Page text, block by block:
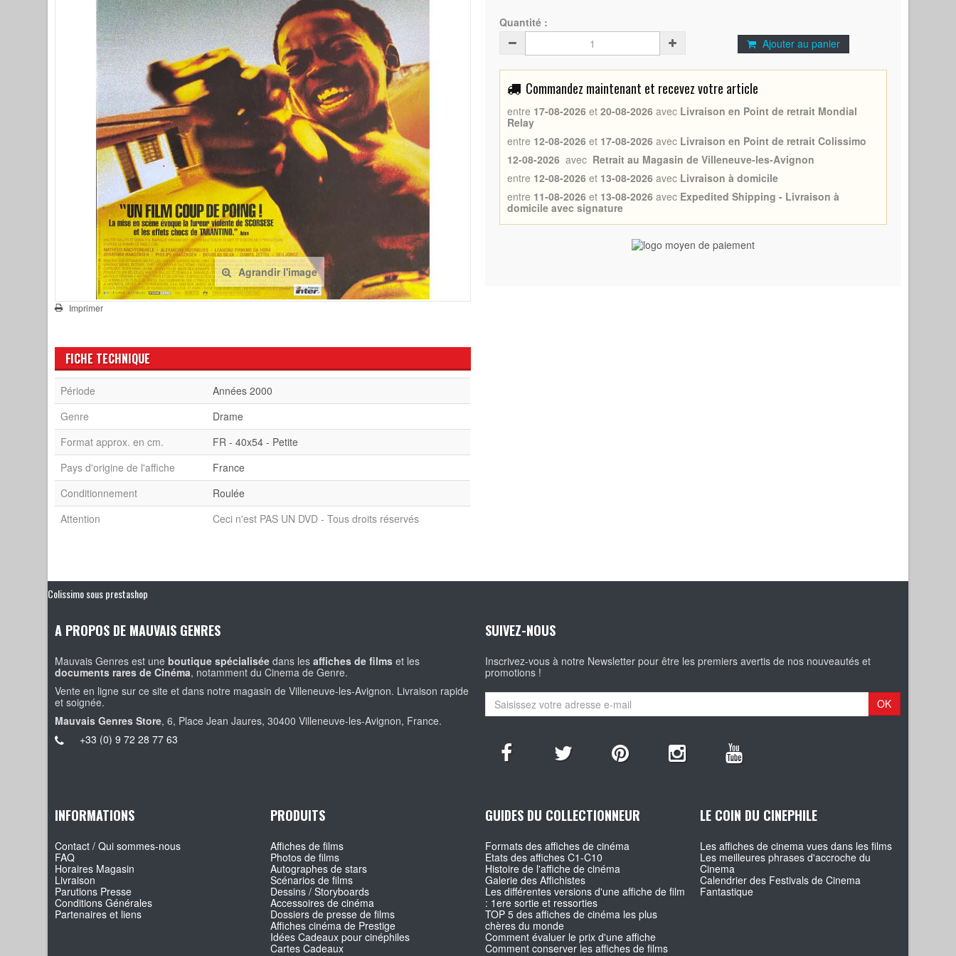
Agrandir l'image
Imprimer
Quantité :
Ajouter au panier
Commandez maintenant et recevez votre article
entre 17-08-2026 et 20-08-2026 avec Livraison en Point de retrait Mondial
Relay
entre 12-08-2026 et 17-08-2026 avec Livraison en Point de retrait Colissimo
12-08-2026 avec Retrait au Magasin de Villeneuve-les-Avignon
entre 12-08-2026 et 13-08-2026 avec Livraison à domicile
entre 11-08-2026 et 13-08-2026 avec Expedited Shipping - Livraison à
domicile avec signature
FICHE TECHNIQUE
Période
Années 2000
Genre
Drame
Format approx. en cm.
FR - 40x54 - Petite
Pays d'origine de l'affiche
France
Conditionnement
Roulée
Attention
Ceci n'est PAS UN DVD - Tous droits réservés
Colissimo sous prestashop
A PROPOS DE MAUVAIS GENRES
Mauvais Genres est uneboutique spécialisée dans lesaffiches de films et les
documents rares de Cinéma, notamment du Cinema de Genre.
Vente en ligne sur ce site et dans notre magasin de Villeneuve-les-Avignon. Livraison rapide
et soignée.
Mauvais Genres Store, 6, Place Jean Jaures, 30400 Villeneuve-les-Avignon, France.
+33 (0) 9 72 28 77 63
SUIVEZ-NOUS
Inscrivez-vous à notre Newsletter pour être les premiers avertis de nos nouveautés et
promotions !
OK
INFORMATIONS
Contact / Qui sommes-nous
FAQ
Horaires Magasin
Livraison
Parutions Presse
Conditions Générales
Partenaires et liens
PRODUITS
Affiches de films
Photos de films
Autographes de stars
Scénarios de films
Dessins / Storyboards
Accessoires de cinéma
Dossiers de presse de films
Affiches cinéma de Prestige
Idées Cadeaux pour cinéphiles
Cartes Cadeaux
GUIDES DU COLLECTIONNEUR
Formats des affiches de cinéma
Etats des affiches C1-C10
Histoire de l'affiche de cinéma
Galerie des Affichistes
Les différentes versions d'une affiche de film
: 1ere sortie et ressorties
TOP 5 des affiches de cinéma les plus
chères du monde
Comment évaluer le prix d'une affiche
Comment conserver les affiches de films
LE COIN DU CINEPHILE
Les affiches de cinema vues dans les films
Les meilleures phrases d'accroche du
Cinema
Calendrier des Festivals de Cinema
Fantastique